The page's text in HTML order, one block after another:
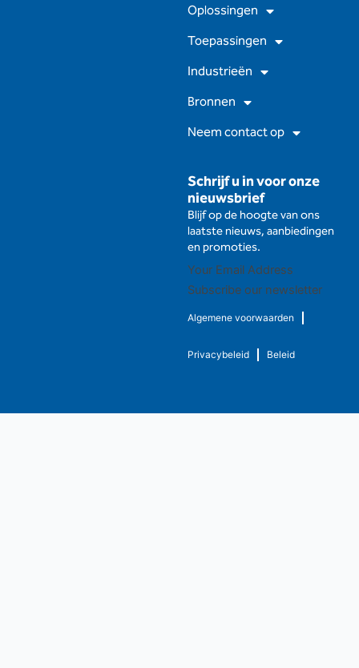
Schrijf u in voor onze
nieuwsbrief
Blijf op de hoogte van ons
laatste nieuws, aanbiedingen
en promoties.
Subscribe our newsletter
Algemene voorwaarden
Privacybeleid Beleid
Oplossingen
Toepassingen
Industrieën
Bronnen
Neem contact op